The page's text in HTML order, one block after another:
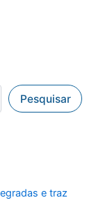
Pesquisar
e traz